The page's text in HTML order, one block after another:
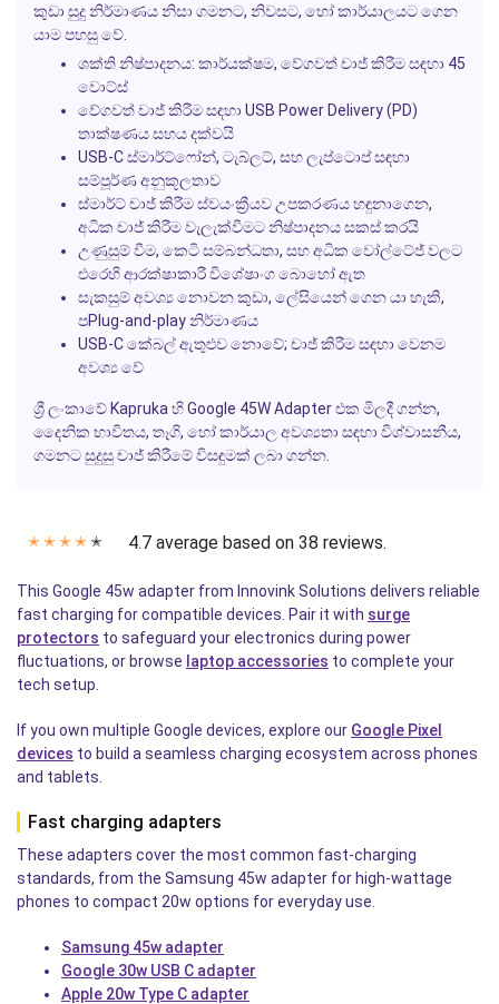
කුඩා සුදු නිර්මාණය නිසා ගමනට, නිවසට, හෝ කාර්යාලයට ගෙන
යාම පහසු වේ.
ශක්ති නිෂ්පාදනය: කාර්යක්ෂම, වේගවත් චාජ් කිරීම සඳහා 45
වොට්ස්
වේගවත් චාජ් කිරීම සඳහා USB Power Delivery (PD)
තාක්ෂණය සහය දක්වයි
USB-C ස්මාර්ට්ෆෝන්, ටැබ්ලට්, සහ ලැප්ටොප් සඳහා
සම්පූර්ණ අනුකූලතාව
ස්මාර්ට් චාජ් කිරීම ස්වයංක්‍රීයව උපකරණය හඳුනාගෙන,
අධික චාජ් කිරීම වැලැක්වීමට නිෂ්පාදනය සකස් කරයි
උණුසුම් වීම, කෙටි සම්බන්ධතා, සහ අධික වෝල්ටේජ් වලට
එරෙහි ආරක්ෂාකාරී විශේෂාංග බොහෝ ඇත
සැකසුම් අවශ්‍ය නොවන කුඩා, ලේසියෙන් ගෙන යා හැකි,
පPlug-and-play නිර්මාණය
USB-C කේබල් ඇතුළුව නොවේ; චාජ් කිරීම සඳහා වෙනම
අවශ්‍ය වේ
ශ්‍රී ලංකාවේ Kapruka හි Google 45W Adapter එක මිලදී ගන්න,
දෛනික භාවිතය, තෑගි, හෝ කාර්යාල අවශ්‍යතා සඳහා විශ්වාසනීය,
ගමනට සුදුසු චාජ් කිරීමේ විසඳුමක් ලබා ගන්න.
✭ ✭ ✭ ✭ ✭ 4.7 average based on 38 reviews.
This Google 45w adapter from Innovink Solutions delivers reliable
fast charging for compatible devices. Pair it with surge
protectors to safeguard your electronics during power
fluctuations, or browse laptop accessories to complete your
tech setup.
If you own multiple Google devices, explore our Google Pixel
devices to build a seamless charging ecosystem across phones
and tablets.
Fast charging adapters
These adapters cover the most common fast-charging
standards, from the Samsung 45w adapter for high-wattage
phones to compact 20w options for everyday use.
Samsung 45w adapter
Google 30w USB C adapter
Apple 20w Type C adapter